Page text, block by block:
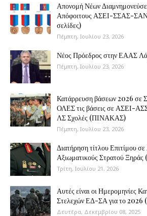
Απονομή Νέων
Απόφοιτους ΑΣΕΙ-ΣΣΑΣ-
σελίδες)
Πέμπτη, Ιουλίου 23, 2026
Νέος Πρόεδρος στην ΕΑΑΣ
Πέμπτη, Ιουλίου 23, 2026
Κατάρρευση βάσεων 2026
ΟΛΕΣ τις βάσεις σε ΑΣΕΙ-
ΛΣ Σχολές (ΠΙΝΑΚΑΣ)
Πέμπτη, Ιουλίου 23, 2026
Διατήρηση τίτλου Επιτίμου
Αξιωματικούς Στρατού
Τρίτη, Ιουλίου 21, 2026
Αυτές είναι οι Ημερομηνίες
Στελεχών ΕΔ-ΣΑ για το
Δευτέρα, Δεκεμβρίου 08, 2025